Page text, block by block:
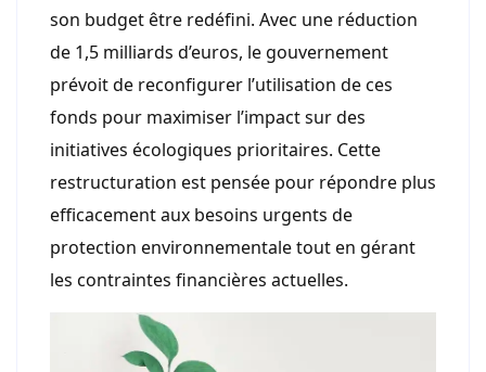
son budget être redéfini. Avec une réduction
de 1,5 milliards d’euros, le gouvernement
prévoit de reconfigurer l’utilisation de ces
fonds pour maximiser l’impact sur des
initiatives écologiques prioritaires. Cette
restructuration est pensée pour répondre plus
efficacement aux besoins urgents de
protection environnementale tout en gérant
les contraintes financières actuelles.